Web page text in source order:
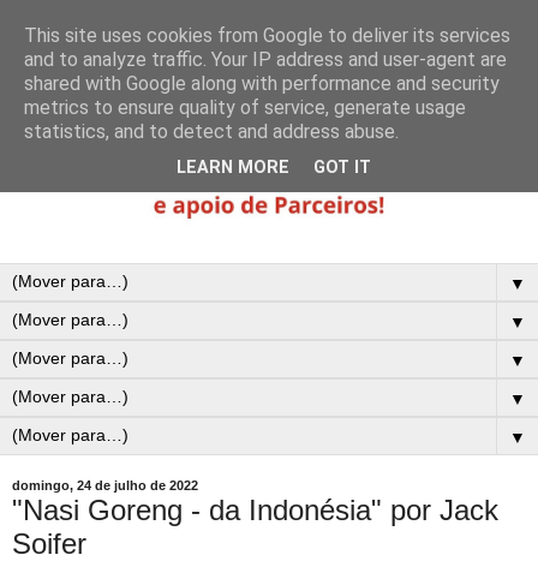
▼
▼
▼
▼
▼
domingo, 24 de julho de 2022
"Nasi Goreng - da Indonésia" por Jack
Soifer
This site uses cookies from Google to deliver its services
and to analyze traffic. Your IP address and user-agent are
shared with Google along with performance and security
metrics to ensure quality of service, generate usage
statistics, and to detect and address abuse.
LEARN MORE GOT IT